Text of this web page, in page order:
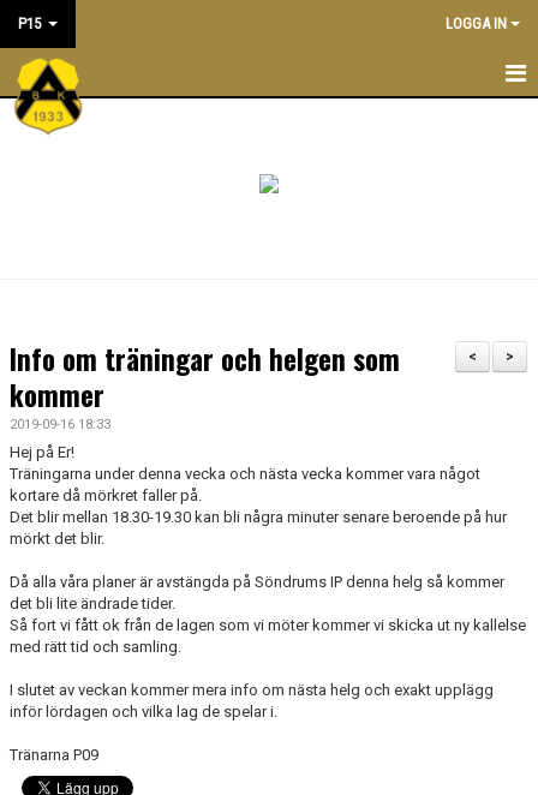
P15 LOGGA IN
P15
PRAKTISK INFORMATION
>
<
Info om träningar och helgen som
kommer
2019-09-16 18:33
Hej på Er!
Träningarna under denna vecka och nästa vecka kommer vara något
kortare då mörkret faller på.
Det blir mellan 18.30-19.30 kan bli några minuter senare beroende på hur
mörkt det blir.
Då alla våra planer är avstängda på Söndrums IP denna helg så kommer
det bli lite ändrade tider.
Så fort vi fått ok från de lagen som vi möter kommer vi skicka ut ny kallelse
med rätt tid och samling.
I slutet av veckan kommer mera info om nästa helg och exakt upplägg
inför lördagen och vilka lag de spelar i.
Tränarna P09